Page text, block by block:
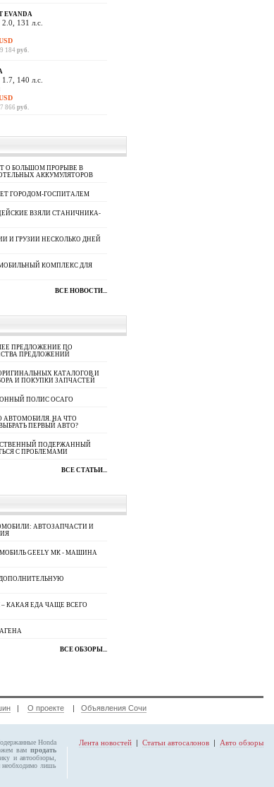
EVANDA
131 л.с.
184 руб.
140 л.с.
866 руб.
О БОЛЬШОМ ПРОРЫВЕ В
АККУМУЛЯТОРОВ
ГОРОДОМ-ГОСПИТАЛЕМ
ВЗЯЛИ СТАНИЧНИКА-
И ГРУЗИИ НЕСКОЛЬКО ДНЕЙ
МОБИЛЬНЫЙ КОМПЛЕКС ДЛЯ
ВСЕ НОВОСТИ...
ПРЕДЛОЖЕНИЕ ПО
ПРЕДЛОЖЕНИЙ
КАТАЛОГОВ И
И ПОКУПКИ ЗАПЧАСТЕЙ
ПОЛИС ОСАГО
АВТОМОБИЛЯ. НА ЧТО
ПЕРВЫЙ АВТО?
ПОДЕРЖАННЫЙ
С ПРОБЛЕМАМИ
ВСЕ СТАТЬИ...
АВТОЗАПЧАСТИ И
GEELY МК - МАШИНА
– КАКАЯ ЕДА ЧАЩЕ ВСЕГО
ВСЕ ОБЗОРЫ...
| О проекте | Объявления Сочи
Honda
вампродать
и автообзоры,
лишь
Лента новостей | Статьи автосалонов | Авто обзоры